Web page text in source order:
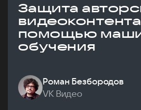
Защита
помощью
обучения
Роман Безбородов
VK Видео